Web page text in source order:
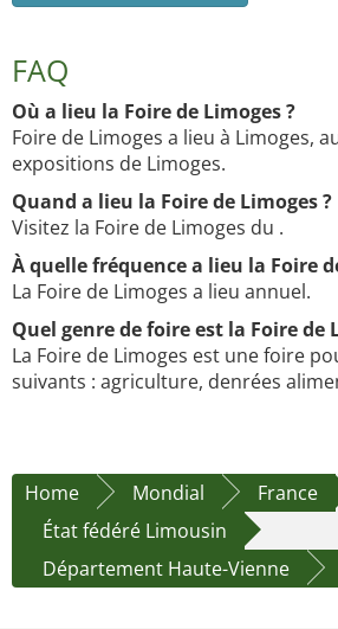
FAQ
Où a lieu la Foire de Limoges ?
Foire de Limoges a lieu à Limoges,
expositions de Limoges.
Quand a lieu la Foire de Limoges ?
Visitez la Foire de Limoges du .
À quelle fréquence a lieu la Foire
La Foire de Limoges a lieu annuel.
Quel genre de foire est la Foire de
La Foire de Limoges est une foire
suivants : agriculture, denrées
Home Mondial
France
État fédéré Limousin
Département Haute-Vienne